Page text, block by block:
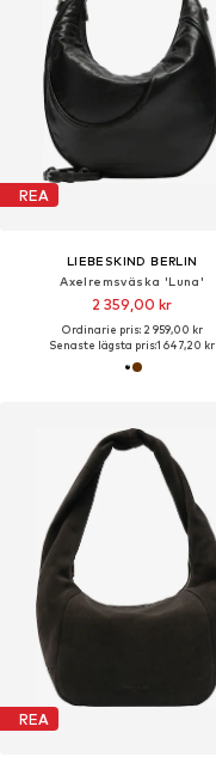
REA
LIEBESKIND BERLIN
Axelremsväska 'Luna'
2 359,00 kr
Ordinarie pris: 2 959,00 kr
Senaste lägsta pris:1 647,20 kr
REA